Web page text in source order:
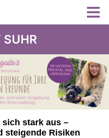
SUHR
stark aus –
steigende Risiken